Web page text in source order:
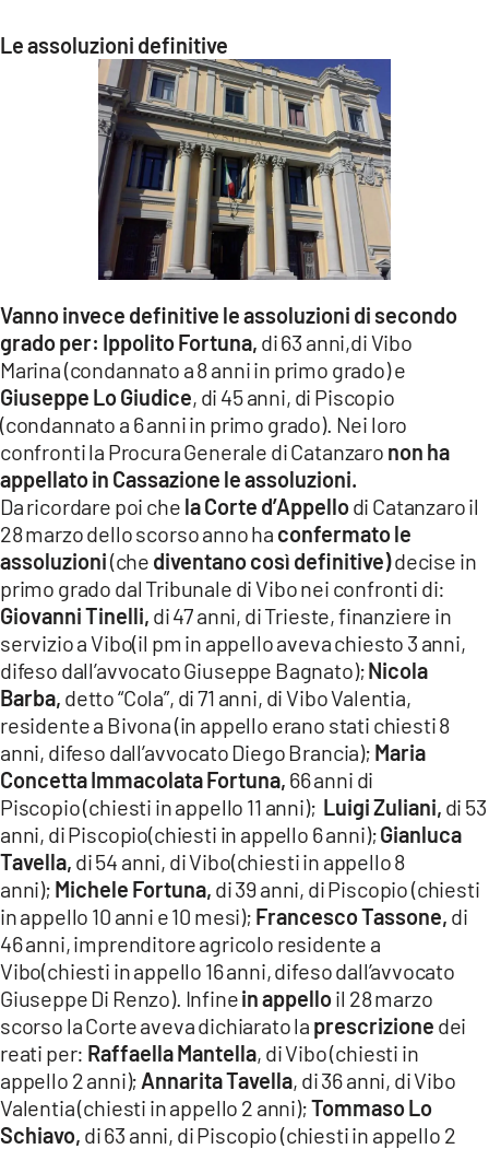
Le assoluzioni definitive
Vanno invece definitive le assoluzioni di secondo
grado per: Ippolito Fortuna, di 63 anni,di Vibo
Marina (condannato a 8 anni in primo grado) e
Giuseppe Lo Giudice, di 45 anni, di Piscopio
(condannato a 6 anni in primo grado). Nei loro
confronti la Procura Generale di Catanzaro non ha
appellato in Cassazione le assoluzioni.
Da ricordare poi che la Corte d’Appellodi Catanzaro il
28 marzo dello scorso anno ha confermato le
assoluzioni(che diventano così definitive)decise in
primo grado dal Tribunale di Vibo nei confronti di:
Giovanni Tinelli, di 47 anni, di Trieste, finanziere in
servizio a Vibo(il pm in appello aveva chiesto 3 anni,
difeso dall’avvocato Giuseppe Bagnato);Nicola
Barba, detto “Cola”, di 71 anni, di Vibo Valentia,
residente a Bivona (in appello erano stati chiesti 8
anni, difeso dall’avvocato Diego Brancia); Maria
Concetta Immacolata Fortuna, 66 anni di
Piscopio (chiesti in appello 11 anni); Luigi Zuliani, di 53
anni, di Piscopio(chiesti in appello 6 anni);Gianluca
Tavella, di 54 anni, di Vibo(chiesti in appello 8
anni); Michele Fortuna, di 39 anni, di Piscopio (chiesti
in appello 10 anni e 10 mesi); Francesco Tassone, di
46 anni, imprenditore agricolo residente a
Vibo(chiesti in appello 16 anni, difeso dall’avvocato
Giuseppe Di Renzo). Infinein appelloil 28 marzo
scorso la Corte aveva dichiarato la prescrizione dei
reati per: Raffaella Mantella, di Vibo (chiesti in
appello 2 anni); Annarita Tavella, di 36 anni, di Vibo
Valentia (chiesti in appello 2 anni);Tommaso Lo
Schiavo, di 63 anni, di Piscopio (chiesti in appello 2